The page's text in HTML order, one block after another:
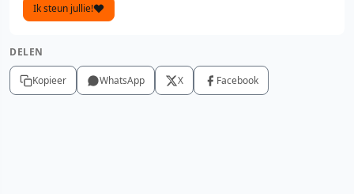
Ik steun jullie!
DELEN
Kopieer WhatsApp X Facebook